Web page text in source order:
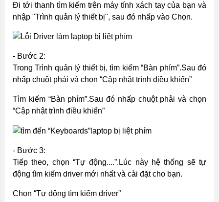
Đi tới thanh tìm kiếm trên máy tính xách tay của bạn và
nhập "Trình quản lý thiết bị", sau đó nhấp vào Chọn.
- Bước 2:
Trong Trình quản lý thiết bị, tìm kiếm “Bàn phím”.Sau đó
nhấp chuột phải và chọn “Cập nhật trình điều khiển”
Tìm kiếm “Bàn phím”.Sau đó nhấp chuột phải và chọn
“Cập nhật trình điều khiển”
- Bước 3:
Tiếp theo, chọn “Tự động....”.Lúc này hệ thống sẽ tự
động tìm kiếm driver mới nhất và cài đặt cho bạn.
Chọn “Tự động tìm kiếm driver”